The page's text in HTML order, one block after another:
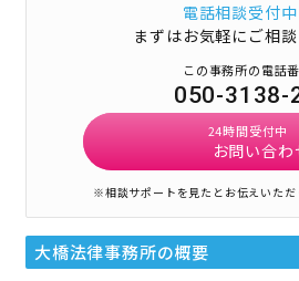
電話相談受付中
まずはお気軽にご相
この事務所の電話
050-3138-
24時間受付中
お問い合わ
※相談サポートを見たとお伝えいただ
大橋法律事務所の概要